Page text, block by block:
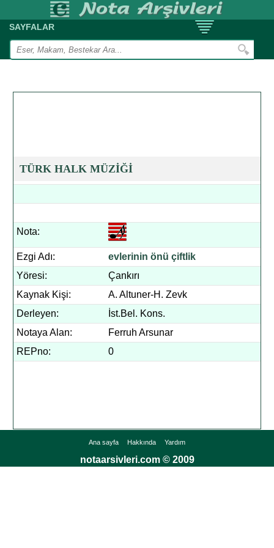
SAYFALAR
TÜRK HALK MÜZİĞİ
Nota:
Ezgi Adı:
evlerinin önü çiftlik
Yöresi:
Çankırı
Kaynak Kişi:
A. Altuner-H. Zevk
Derleyen:
İst.Bel. Kons.
Notaya Alan:
Ferruh Arsunar
REPno:
0
Ana sayfa Hakkında Yardım
notaarsivleri.com © 2009